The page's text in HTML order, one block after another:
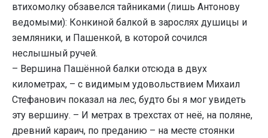
втихомолку обзавелся тайниками (лишь Антонову
ведомыми): Конкиной балкой в зарослях душицы и
земляники, и Пашенкой, в которой сочился
неслышный ручей.
– Вершина Пашённой балки отсюда в двух
километрах, – с видимым удовольствием Михаил
Стефанович показал на лес, будто бы я мог увидеть
эту вершину. – И метрах в трехстах от неё, на поляне,
древний караич, по преданию – на месте стоянки